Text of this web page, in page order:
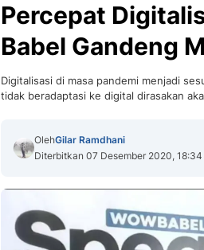
Percepat
Babel Gandeng
Digitalisasi di masa pandemi menjadi
tidak beradaptasi ke digital dirasakan
OlehGilar Ramdhani
Diterbitkan 07 Desember 2020, 18:34